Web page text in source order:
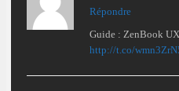
Répondre
Guide : ZenBook
http://t.co/